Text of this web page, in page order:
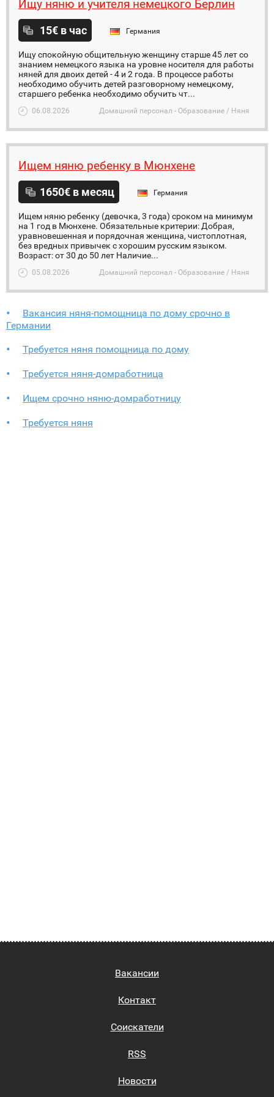
Ищу няню и учителя немецкого Берлин
15€ в час Германия
Ищу спокойную общительную женщину старше 45 лет со
знанием немецкого языка на уровне носителя для работы
няней для двоих детей - 4 и 2 года. В процессе работы
необходимо обучить детей разговорному немецкому,
старшего ребенка необходимо обучить чт...
06.08.2026 Домашний персонал - Образование / Няня
Ищем няню ребенку в Мюнхене
1650€ в месяц Германия
Ищем няню ребенку (девочка, 3 года) сроком на минимум
на 1 год в Мюнхене. Обязательные критерии: Добрая,
уравновешенная и порядочная женщина, чистоплотная,
без вредных привычек с хорошим русским языком.
Возраст: от 30 до 50 лет Наличие...
05.08.2026 Домашний персонал - Образование / Няня
Вакансия няня-помощница по дому срочно в
Германии
Требуется няня помощница по дому
Требуется няня-домработница
Ищем срочно няню-домработницу
Требуется няня
Вакансии
Контакт
Соискатели
RSS
Новости